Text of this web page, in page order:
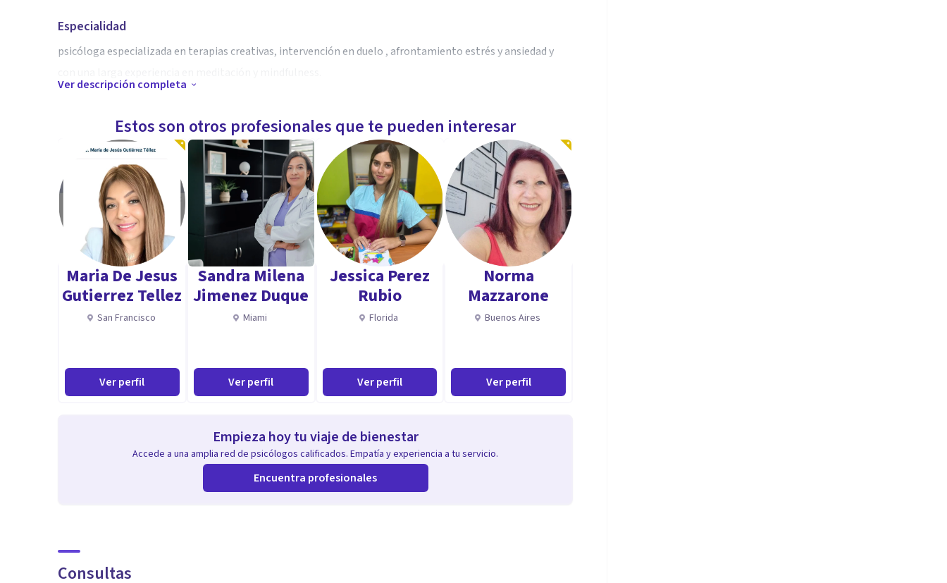
Especialidad
psicóloga especializada en terapias creativas, intervención en duelo , afrontamiento estrés y ansiedad y
Te ofrezco un espacio de confianza y seguridad donde podrás expresarte sin miedo y sin juicios externos, así
como un acompañamiento profesional de enfoque psicodinámico y arteterapéutico para gestionar tus
conflictos internos.
Ver descripción completa
Estos son otros profesionales que te pueden interesar
Maria De Jesus
Gutierrez Tellez
San Francisco
Ver perfil
Sandra Milena
Jimenez Duque
Miami
Ver perfil
Jessica Perez
Rubio
Florida
Ver perfil
Norma
Mazzarone
Buenos Aires
Ver perfil
Empieza hoy tu viaje de bienestar
Accede a una amplia red de psicólogos calificados. Empatía y experiencia a tu servicio.
Encuentra profesionales
Consultas